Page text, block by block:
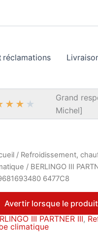
réclamations
★ ★ ★
Grand
Michel]
/ Refroidissement,
/ BERLINGO III
6477C8
Avertir lorsque le
III PARTNER III,
climatique